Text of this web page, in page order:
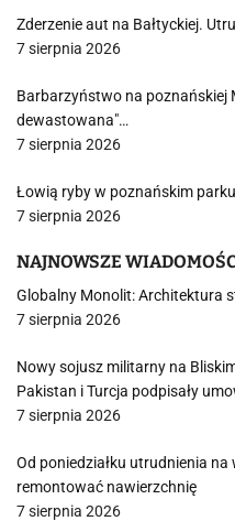
Zderzenie aut na Bałtyckiej.
7 sierpnia 2026
Barbarzyństwo na poznańskiej
dewastowana"…
7 sierpnia 2026
Łowią ryby w poznańskim
7 sierpnia 2026
NAJNOWSZE
Globalny Monolit: Architektura
7 sierpnia 2026
Nowy sojusz militarny na
Pakistan i Turcja podpisały
7 sierpnia 2026
Od poniedziałku utrudnienia na
remontować nawierzchnię
7 sierpnia 2026